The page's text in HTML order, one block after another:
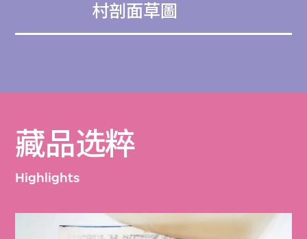
村剖面草圖
藏品选粹
Highlights